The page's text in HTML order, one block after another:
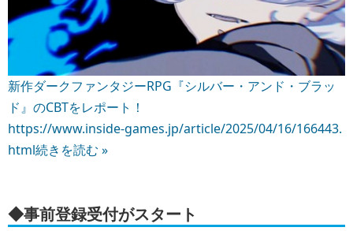
新作ダークファンタジーRPG『シルバー・アンド・ブラッ
ド』のCBTをレポート！
https://www.inside-games.jp/article/2025/04/16/166443.
html続きを読む »
◆事前登録受付がスタート